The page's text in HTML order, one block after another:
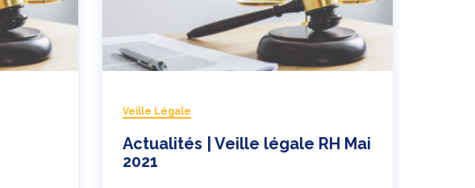
Veille Légale
Actualités | Veille légale RH Mai
2021